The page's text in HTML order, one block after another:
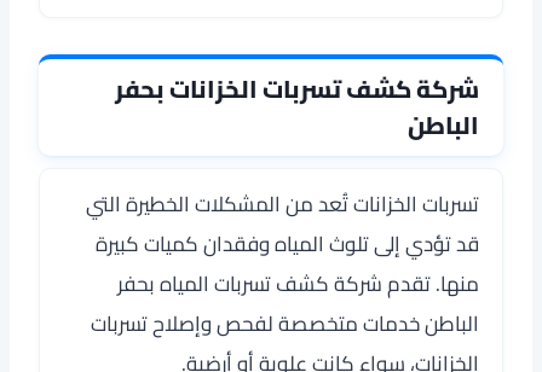
شركة كشف تسربات الخزانات بحفر
الباطن
تسربات الخزانات تُعد من المشكلات الخطيرة التي
قد تؤدي إلى تلوث المياه وفقدان كميات كبيرة
منها. تقدم شركة كشف تسربات المياه بحفر
الباطن خدمات متخصصة لفحص وإصلاح تسربات
الخزانات، سواء كانت علوية أو أرضية.